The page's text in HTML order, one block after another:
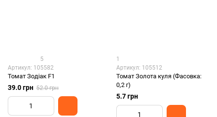
5
Артикул: 105582
Томат Зодіак F1
39.0 грн 52.0 грн
1
Артикул: 105512
Томат Золота куля (Фасовка:
0,2 г)
5.7 грн